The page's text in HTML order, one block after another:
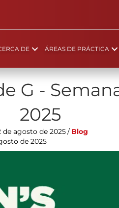
DE ÁREAS DE PRÁCTICA
G -
2025
de agosto de 2025/ Blog
de 2025